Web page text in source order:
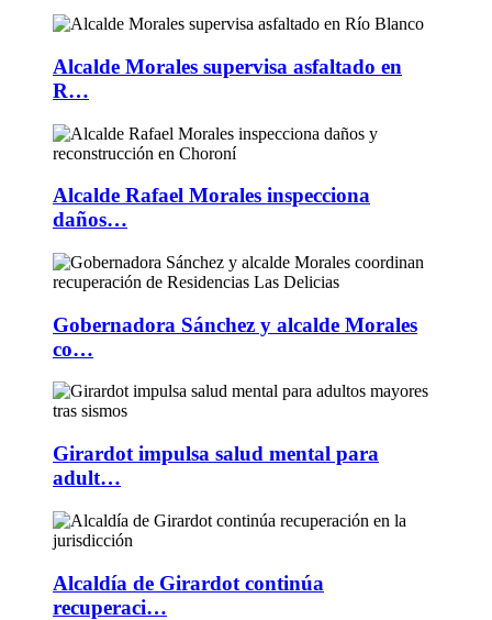
Alcalde Morales supervisa asfaltado en
R…
Alcalde Rafael Morales inspecciona
daños…
Gobernadora Sánchez y alcalde Morales
co…
Girardot impulsa salud mental para
adult…
Alcaldía de Girardot continúa
recuperaci…